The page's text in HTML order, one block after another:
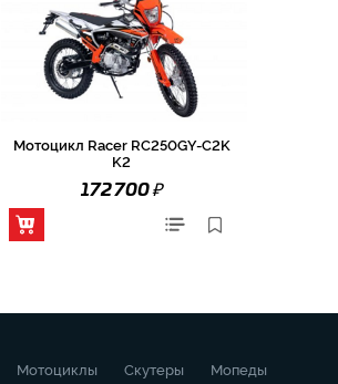
Мотоцикл Racer RC250GY-C2K
K2
172 700₽
Мотоциклы Скутеры Мопеды